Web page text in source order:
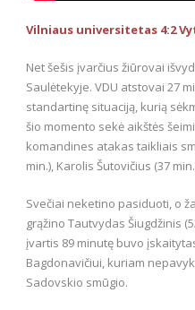
Vilniaus universitetas 4:2
Net šešis įvarčius žiūrovai
Saulėtekyje. VDU atstovai 27
standartinę situaciją, kurią
šio momento sekė aikštės
komandines atakas taikliais
min.), Karolis Šutovičius (37
Svečiai neketino pasiduoti, o
grąžino Tautvydas Šiugdžinis
įvartis 89 minutę buvo
Bagdonavičiui, kuriam
Sadovskio smūgio.